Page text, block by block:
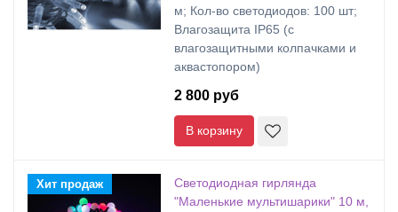
м; Кол-во светодиодов: 100 шт;
Влагозащита IP65 (с
влагозащитными колпачками и
аквастопором)
2 800 руб
В корзину
Хит продаж
Светодиодная гирлянда
"Маленькие мультишарики" 10 м,